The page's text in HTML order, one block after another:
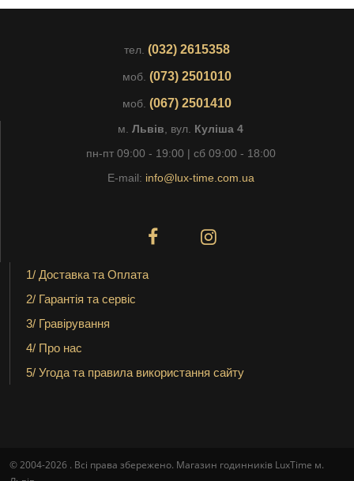
тел. (032) 2615358
моб. (073) 2501010
моб. (067) 2501410
м. Львів , вул. Куліша 4
пн-пт 09:00 - 19:00 | сб 09:00 - 18:00
E-mail: info@lux-time.com.ua
1/ Доставка та Оплата
2/ Гарантія та сервіс
3/ Гравірування
4/ Про нас
5/ Угода та правила використання сайту
© 2004-2026 . Всі права збережено. Магазин годинників LuxTime м.